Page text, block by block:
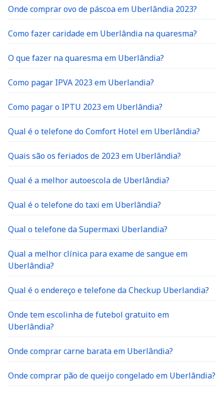
Onde comprar ovo de páscoa em Uberlândia 2023?
Como fazer caridade em Uberlândia na quaresma?
O que fazer na quaresma em Uberlândia?
Como pagar IPVA 2023 em Uberlandia?
Como pagar o IPTU 2023 em Uberlândia?
Qual é o telefone do Comfort Hotel em Uberlândia?
Quais são os feriados de 2023 em Uberlândia?
Qual é a melhor autoescola de Uberlândia?
Qual é o telefone do taxi em Uberlândia?
Qual o telefone da Supermaxi Uberlandia?
Qual a melhor clínica para exame de sangue em
Uberlândia?
Qual é o endereço e telefone da Checkup Uberlandia?
Onde tem escolinha de futebol gratuito em
Uberlândia?
Onde comprar carne barata em Uberlândia?
Onde comprar pão de queijo congelado em Uberlândia?